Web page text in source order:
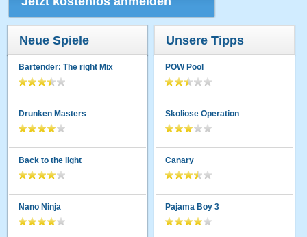
Neue Spiele
Bartender: The right Mix
Drunken Masters
Back to the light
Nano Ninja
Unsere Tipps
POW Pool
Skoliose Operation
Canary
Pajama Boy 3